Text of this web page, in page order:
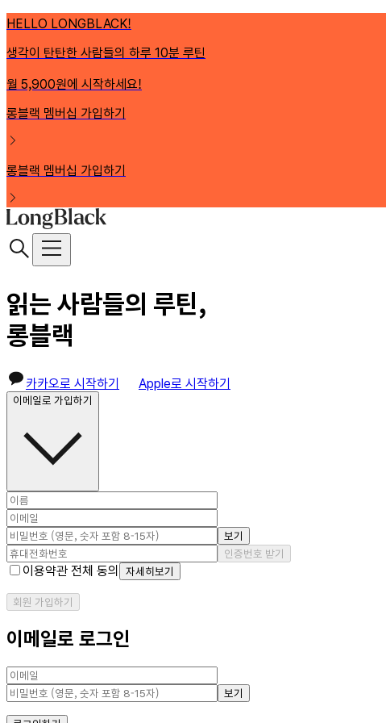
HELLO LONGBLACK!
생각이 탄탄한 사람들의 하루 10분 루틴
월 5,900원에 시작하세요!
롱블랙 멤버십 가입하기
롱블랙 멤버십 가입하기
읽는 사람들의 루틴,
롱블랙
카카오로 시작하기 Apple로 시작하기
이메일로 가입하기
보기
인증번호 받기
이용약관 전체 동의 자세히보기
회원 가입하기
이메일로 로그인
보기